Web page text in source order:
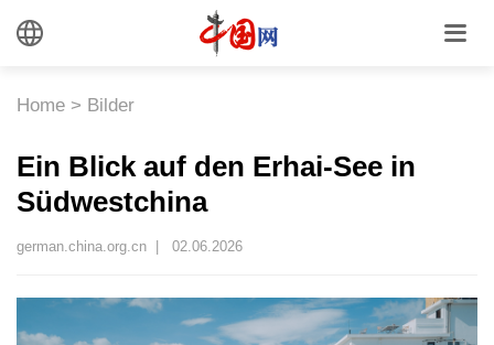
Home > Bilder
Ein Blick auf den Erhai-See in
Südwestchina
german.china.org.cn | 02.06.2026